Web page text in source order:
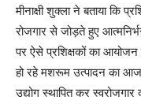
मीनाक्षी शुक्ला ने बताया कि
रोजगार से जोड़ते हुए
पर ऐसे प्रशिक्षकों का
हो रहे मशरूम उत्पादन का
उद्योग स्थापित कर